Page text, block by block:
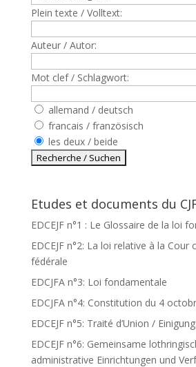
Plein texte / Volltext:
Auteur / Autor:
Mot clef / Schlagwort:
allemand / deutsch
francais / französisch
les deux / beide
Etudes et documents du
EDCEJF n°1 : Le Glossaire de la loi
EDCEJF n°2: La loi relative à la
fédérale
EDCJFA n°3: Loi fondamentale
EDCJFA n°4: Constitution du 4
EDCEJF n°5: Traité d’Union /
EDCEJF n°6: Gemeinsame
administrative Einrichtungen und